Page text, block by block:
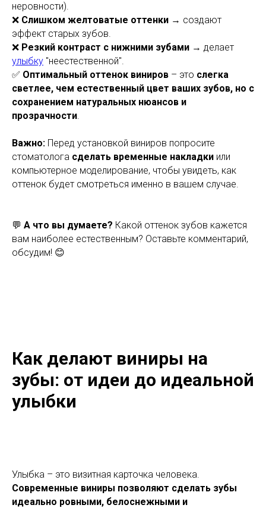
неровности).
❌ Слишком желтоватые оттенки → создают
эффект старых зубов.
❌ Резкий контраст с нижними зубами → делает
улыбку "неестественной".
✅ Оптимальный оттенок виниров – это слегка
светлее, чем естественный цвет ваших зубов, но с
сохранением натуральных нюансов и
прозрачности.
Важно: Перед установкой виниров попросите
стоматолога сделать временные накладки или
компьютерное моделирование, чтобы увидеть, как
оттенок будет смотреться именно в вашем случае.
💬 А что вы думаете? Какой оттенок зубов кажется
вам наиболее естественным? Оставьте комментарий,
обсудим! 😊
Как делают виниры на
зубы: от идеи до идеальной
улыбки
Улыбка – это визитная карточка человека.
Современные виниры позволяют сделать зубы
идеально ровными, белоснежными и